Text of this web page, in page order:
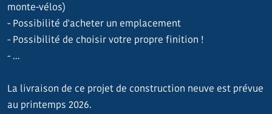
monte-vélos)
- Possibilité d'acheter un emplacement
- Possibilité de choisir votre propre finition !
- ...
La livraison de ce projet de construction neuve est prévue
au printemps 2026.